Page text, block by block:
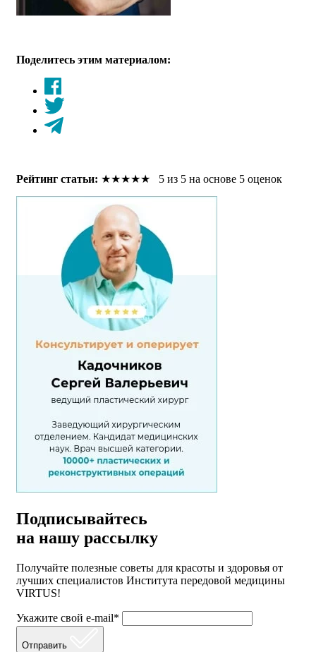
Поделитесь этим материалом:
Рейтинг статьи: ★★★★★ 5 из 5 на основе 5 оценок
Подписывайтесь
на нашу рассылку
Получайте полезные советы для красоты и здоровья от
лучших специалистов Института передовой медицины
VIRTUS!
Укажите свой e-mail*
Отправить